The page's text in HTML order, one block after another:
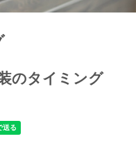
のタイミング